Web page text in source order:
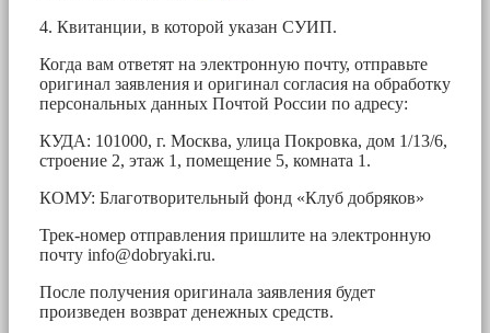
4. Квитанции, в которой указан СУИП.
Когда вам ответят на электронную почту, отправьте
оригинал заявления и оригинал согласия на обработку
персональных данных Почтой России по адресу:
КУДА: 101000, г. Москва, улица Покровка, дом 1/13/6,
строение 2, этаж 1, помещение 5, комната 1.
КОМУ: Благотворительный фонд «Клуб добряков»
Трек-номер отправления пришлите на электронную
почту info@dobryaki.ru.
После получения оригинала заявления будет
произведен возврат денежных средств.